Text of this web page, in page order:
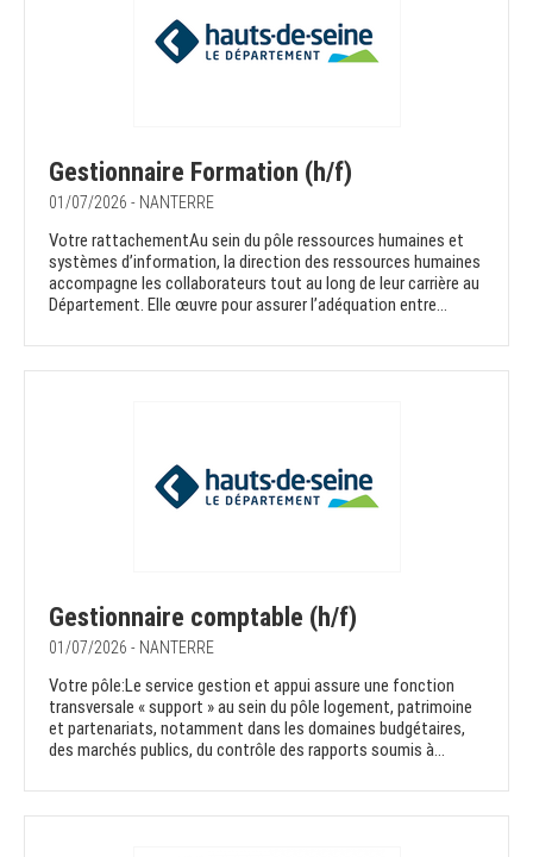
Gestionnaire Formation (h/f)
01/07/2026 - NANTERRE
Votre rattachementAu sein du pôle ressources humaines et
systèmes d’information, la direction des ressources humaines
accompagne les collaborateurs tout au long de leur carrière au
Département. Elle œuvre pour assurer l’adéquation entre...
Gestionnaire comptable (h/f)
01/07/2026 - NANTERRE
Votre pôle:Le service gestion et appui assure une fonction
transversale « support » au sein du pôle logement, patrimoine
et partenariats, notamment dans les domaines budgétaires,
des marchés publics, du contrôle des rapports soumis à...